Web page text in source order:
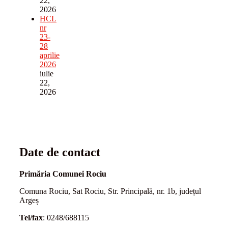
2026
HCL
nr
23-
28
aprilie
2026
iulie
22,
2026
Date de contact
Primăria Comunei Rociu
Comuna Rociu, Sat Rociu, Str. Principală, nr. 1b, județul
Argeș
Tel/fax: 0248/688115